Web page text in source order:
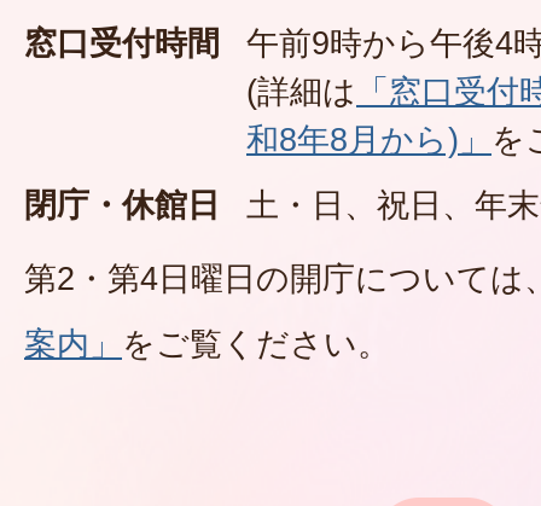
窓口受付時間
午前9時から午後4
(詳細は 「窓口受
和8年8月から)」 を
閉庁・休館日
土・日、祝日、年
第2・第4日曜日の開庁については
案内」 をご覧ください。